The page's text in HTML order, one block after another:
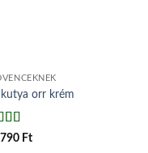
orr krém
Ft